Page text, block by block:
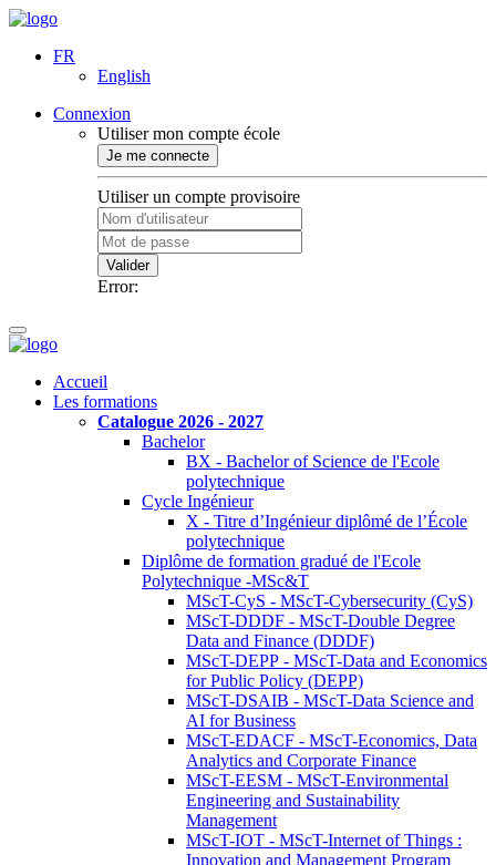
FR
English
Connexion
Utiliser mon compte école
Je me connecte
Utiliser un compte provisoire
Valider
Error:
Accueil
Les formations
Catalogue 2026 - 2027
Bachelor
BX - Bachelor of Science de l'Ecole
polytechnique
Cycle Ingénieur
X - Titre d’Ingénieur diplômé de l’École
polytechnique
Diplôme de formation gradué de l'Ecole
Polytechnique -MSc&T
MScT-CyS - MScT-Cybersecurity (CyS)
MScT-DDDF - MScT-Double Degree
Data and Finance (DDDF)
MScT-DEPP - MScT-Data and Economics
for Public Policy (DEPP)
MScT-DSAIB - MScT-Data Science and
AI for Business
MScT-EDACF - MScT-Economics, Data
Analytics and Corporate Finance
MScT-EESM - MScT-Environmental
Engineering and Sustainability
Management
MScT-IOT - MScT-Internet of Things :
Innovation and Management Program